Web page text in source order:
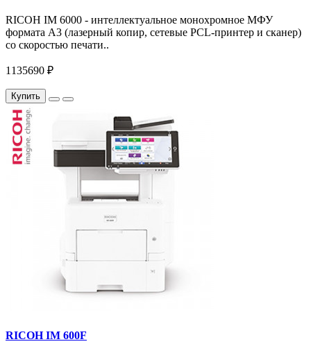
RICOH IM 6000 - интеллектуальное монохромное МФУ
формата А3 (лазерный копир, сетевые PCL-принтер и сканер)
со скоростью печати..
1135690 ₽
Купить
RICOH IM 600F